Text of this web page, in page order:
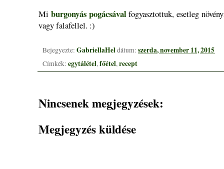
Mi burgonyás pogácsávalfogyasztottuk, esetleg
vagy falafellel. :)
Bejegyezte: GabriellaHeldátum: szerda, november 11, 2015
Címkék: egytálétel,főétel,recept
Nincsenek megjegyzések:
Megjegyzés küldése